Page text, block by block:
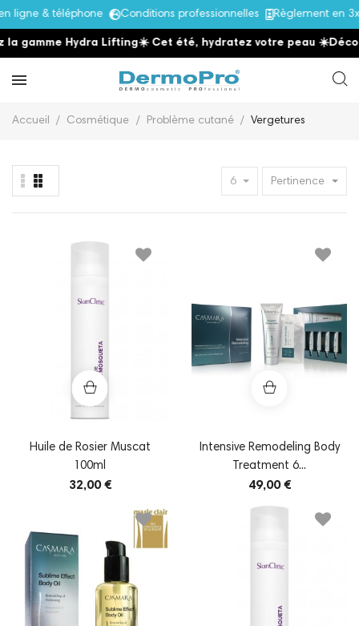
ligne & téléphone Conditions professionnelles Règlement en
gamme Hydra Lifting☀️ Cet été, hydratez votre peau ☀️
Accueil Cosmétique Problème cutané Vergetures
6 Pertinence
Huile de Rosier Muscat
100ml
32,00 €
Intensive Remodeling Body
Treatment 6...
49,00 €